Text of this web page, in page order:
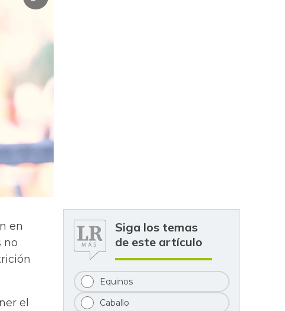
en
no
el
Siga los temas
de este artículo
Equinos
Caballo